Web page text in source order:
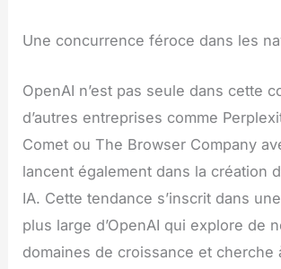
Une concurrence féroce dans les
OpenAI n’est pas seule dans cette
d’autres entreprises comme
Comet ou The Browser Company
lancent également dans la création
IA. Cette tendance s’inscrit dans
plus large d’OpenAI qui explore de
domaines de croissance et cherche